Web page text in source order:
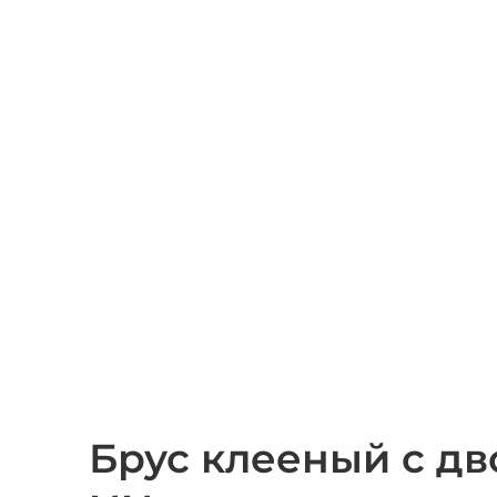
Брус клееный с